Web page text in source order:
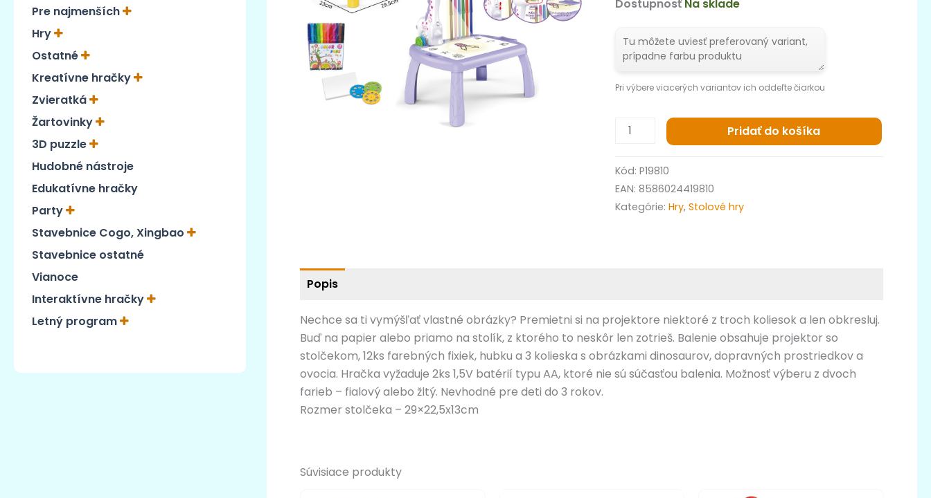
Pre najmenších
Hry
Ostatné
Kreatívne hračky
Zvieratká
Žartovinky
3D puzzle
Hudobné nástroje
Edukatívne hračky
Party
Stavebnice Cogo, Xingbao
Stavebnice ostatné
Vianoce
Interaktívne hračky
Letný program
Dostupnosť Na sklade
Pri výbere viacerých variantov ich oddeľte čiarkou
Pridať do košíka
Kód:P19810
EAN:8586024419810
Kategórie:Hry,Stolové hry
Popis
Nechce sa ti vymýšľať vlastné obrázky? Premietni si na projektore niektoré z troch koliesok a len obkresluj.
Buď na papier alebo priamo na stolík, z ktorého to neskôr len zotrieš. Balenie obsahuje projektor so
stolčekom, 12ks farebných fixiek, hubku a 3 kolieska s obrázkami dinosaurov, dopravných prostriedkov a
ovocia. Hračka vyžaduje 2ks 1,5V batérií typu AA, ktoré nie sú súčasťou balenia. Možnosť výberu z dvoch
farieb – fialový alebo žltý. Nevhodné pre deti do 3 rokov.
Rozmer stolčeka – 29×22,5x13cm
Súvisiace produkty